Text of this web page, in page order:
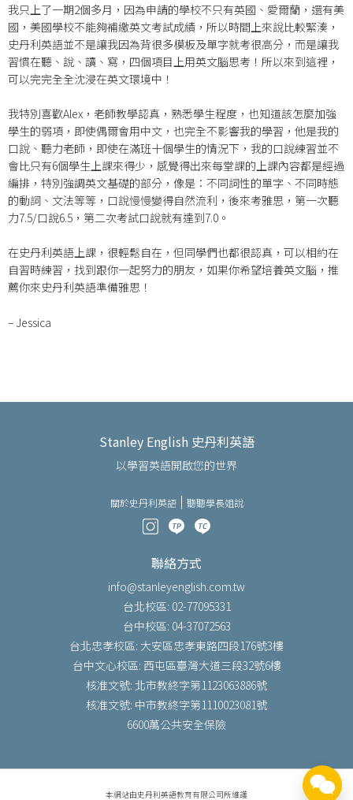
我只上了一期2個多月，因為申請的學校不只有英國、愛爾蘭，還有美
國，美國學校不能夠補繳英文考試成績，所以時間上來說比較緊湊，
史丹利英語並不是讓我因為背很多模板及單字就考很高分，而是讓我
習慣在聽、說、讀、寫，四個項目上用英文腦思考！所以來到這裡，
可以完完全全沈浸在英文環境中！
我特別喜歡Alex，老師教學認真，熟悉學生程度，也知道該怎麼加強
學生的弱項，即使偶爾會用中文，也完全不影響我的學習，他是我的
口說、聽力老師，即使在滿班十個學生的情況下，我的口說練習並不
會比只有6個學生上課來得少，感覺得出來每堂課的上課內容都是經過
編排，特別強調英文基礎的部分，像是：不同詞性的單字、不同時態
的動詞、文法等等，口說慢慢變得自然流利，後來考雅思，第一次聽
力7.5/口說6.5，第二次考試口說就有達到7.0。
在史丹利英語上課，很輕鬆自在，但同學們也都很認真，可以相約在
自習時練習，找到跟你一起努力的朋友，如果你希望培養英文腦，推
薦你來史丹利英語準備雅思！
– Jessica
Stanley English 史丹利英語
以學習英語開啟您的世界
關於史丹利英語 聽聽學長姐說
聯絡方式
info@stanleyenglish.com.tw
台北校區: 02-77095331
台中校區: 04-37072563
台北忠孝校區: 大安區忠孝東路四段176號3樓
台中文心校區: 西屯區臺灣大道三段32號6樓
核准文號: 北市教終字第1123063886號
核准文號: 中市教終字第1110023081號
6600萬公共安全保險
本網站由史丹利英語教育有限公司所維護